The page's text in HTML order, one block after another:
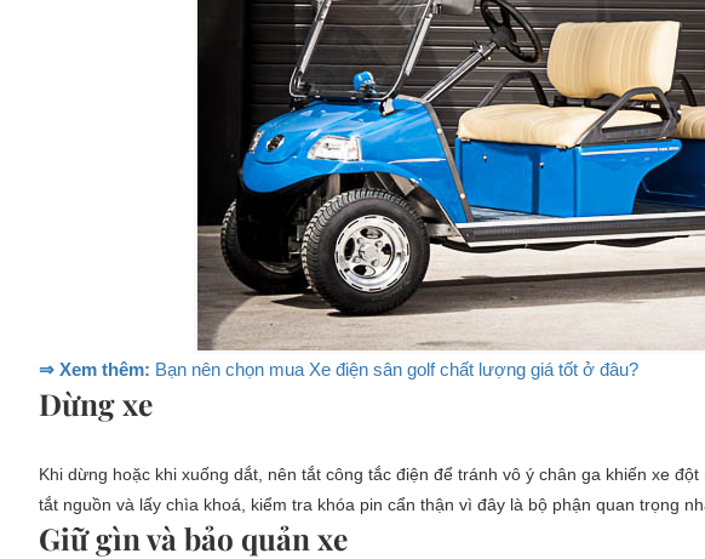
⇒ Xem thêm: Bạn nên chọn mua Xe điện sân golf chất lượng giá tốt ở đâu?
Dừng xe
Khi dừng hoặc khi xuống dắt, nên tắt công tắc điện để tránh vô ý chân ga khiến xe
tắt nguồn và lấy chìa khoá, kiểm tra khóa pin cẩn thận vì đây là bộ phận quan trọng
Giữ gìn và bảo quản xe